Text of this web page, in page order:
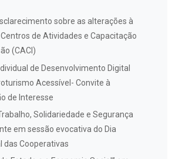
sobre as alterações à
de Atividades e Capacitação
(CACI)
de Desenvolvimento Digital
Acessível- Convite à
de Interesse
Solidariedade e Segurança
em sessão evocativa do Dia
das Cooperativas